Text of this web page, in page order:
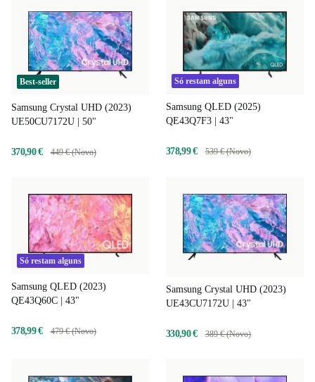
Best-seller
Samsung Crystal UHD (2023)
UE50CU7172U | 50"
370,90 € 449 € (Novo)
Só restam alguns
Samsung QLED (2025)
QE43Q7F3 | 43"
378,99 € 539 € (Novo)
Só restam alguns
Samsung QLED (2023)
QE43Q60C | 43"
378,99 € 479 € (Novo)
Samsung Crystal UHD (2023)
UE43CU7172U | 43"
330,90 € 389 € (Novo)